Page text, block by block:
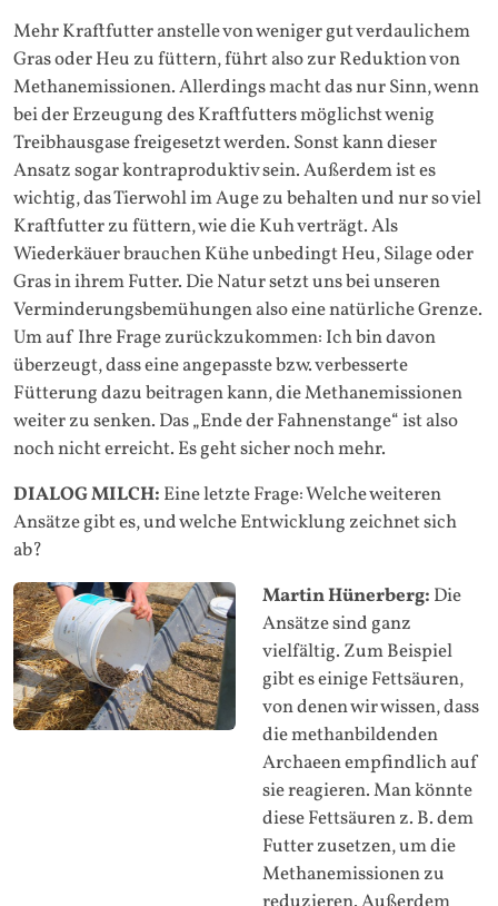
Mehr Kraftfutter anstelle von weniger gut verdaulichem
Gras oder Heu zu füttern, führt also zur Reduktion von
Methanemissionen. Allerdings macht das nur Sinn, wenn
bei der Erzeugung des Kraftfutters möglichst wenig
Treibhausgase freigesetzt werden. Sonst kann dieser
Ansatz sogar kontraproduktiv sein. Außerdem ist es
wichtig, das Tierwohl im Auge zu behalten und nur so viel
Kraftfutter zu füttern, wie die Kuh verträgt. Als
Wiederkäuer brauchen Kühe unbedingt Heu, Silage oder
Gras in ihrem Futter. Die Natur setzt uns bei unseren
Verminderungsbemühungen also eine natürliche Grenze.
Um auf Ihre Frage zurückzukommen: Ich bin davon
überzeugt, dass eine angepasste bzw. verbesserte
Fütterung dazu beitragen kann, die Methanemissionen
weiter zu senken. Das „Ende der Fahnenstange“ ist also
noch nicht erreicht. Es geht sicher noch mehr.
DIALOG MILCH: Eine letzte Frage: Welche weiteren
Ansätze gibt es, und welche Entwicklung zeichnet sich
ab?
Martin Hünerberg: Die
Ansätze sind ganz
vielfältig. Zum Beispiel
gibt es einige Fettsäuren,
von denen wir wissen, dass
die methanbildenden
Archaeen empfindlich auf
sie reagieren. Man könnte
diese Fettsäuren z. B. dem
Futter zusetzen, um die
Methanemissionen zu